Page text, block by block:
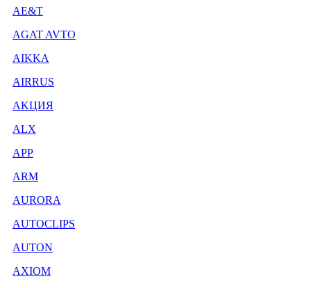
AE&T
AGAT AVTO
AIKKA
AIRRUS
AKЦИЯ
ALX
APP
ARM
AURORA
AUTOCLIPS
AUTON
AXIOM